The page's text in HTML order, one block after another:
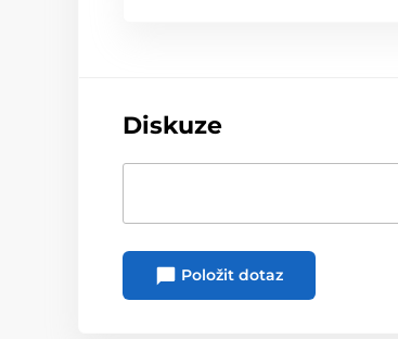
Diskuze
Položit dotaz